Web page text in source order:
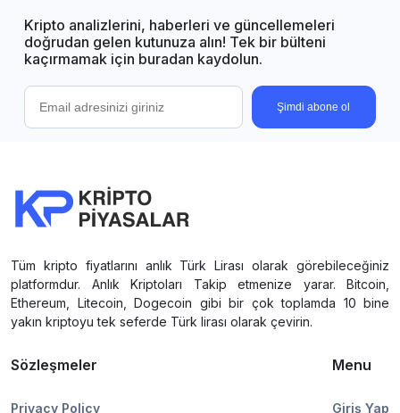
Kripto analizlerini, haberleri ve güncellemeleri
doğrudan gelen kutunuza alın! Tek bir bülteni
kaçırmamak için buradan kaydolun.
Şimdi abone ol
Tüm kripto fiyatlarını anlık Türk Lirası olarak görebileceğiniz
platformdur. Anlık Kriptoları Takip etmenize yarar. Bitcoin,
Ethereum, Litecoin, Dogecoin gibi bir çok toplamda 10 bine
yakın kriptoyu tek seferde Türk lirası olarak çevirin.
Sözleşmeler
Privacy Policy
Menu
Giriş Yap